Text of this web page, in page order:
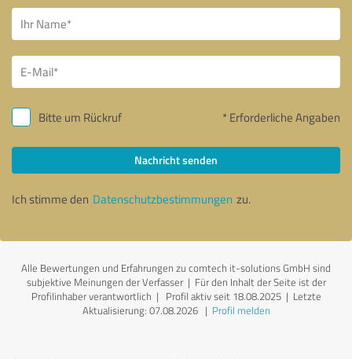
Bitte um Rückruf * Erforderliche Angaben
Nachricht senden
Ich stimme den Datenschutzbestimmungen zu.
Alle Bewertungen und Erfahrungen zu comtech it-solutions GmbH sind
subjektive Meinungen der Verfasser | Für den Inhalt der Seite ist der
Profilinhaber verantwortlich | Profil aktiv seit 18.08.2025 | Letzte
Aktualisierung: 07.08.2026| Profil melden